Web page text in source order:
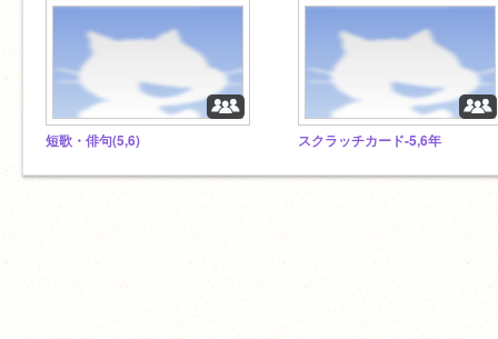
短歌・俳句(5,6) スクラッチカード-5,6年